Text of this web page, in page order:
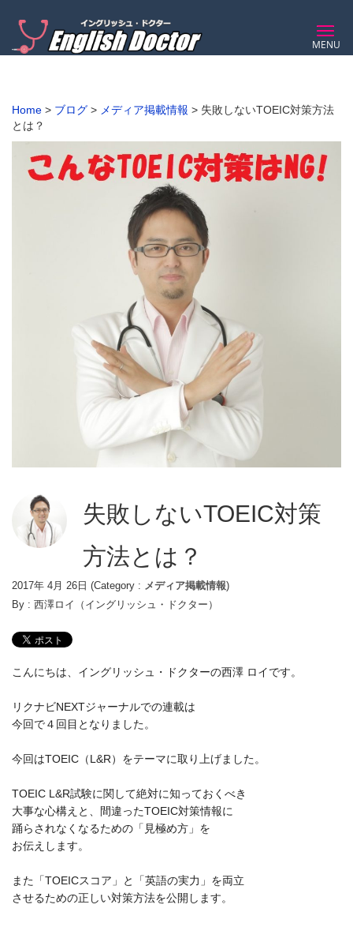
MENU
Home > ブログ > メディア掲載情報 > 失敗しないTOEIC対策方法
とは？
失敗しないTOEIC対策
方法とは？
2017年 4月 26日 (Category : メディア掲載情報)
By : 西澤ロイ（イングリッシュ・ドクター）
こんにちは、イングリッシュ・ドクターの西澤 ロイです。
リクナビNEXTジャーナルでの連載は
今回で４回目となりました。
今回はTOEIC（L&R）をテーマに取り上げました。
TOEIC L&R試験に関して絶対に知っておくべき
大事な心構えと、間違ったTOEIC対策情報に
踊らされなくなるための「見極め方」を
お伝えします。
また「TOEICスコア」と「英語の実力」を両立
させるための正しい対策方法を公開します。